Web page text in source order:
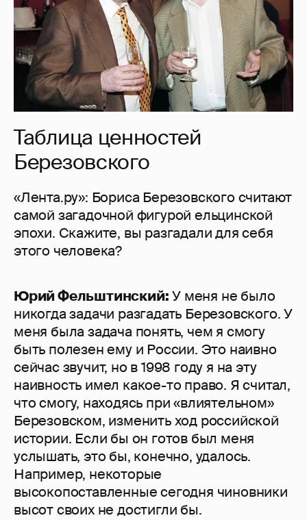
Таблица ценностей
Березовского
«Лента.ру»: Бориса Березовского считают
самой загадочной фигурой ельцинской
эпохи. Скажите, вы разгадали для себя
этого человека?
Юрий Фельштинский:У меня не было
никогда задачи разгадать Березовского. У
меня была задача понять, чем я смогу
быть полезен ему и России. Это наивно
сейчас звучит, но в 1998 году я на эту
наивность имел какое-то право. Я считал,
что смогу, находясь при «влиятельном»
Березовском, изменить ход российской
истории. Если бы он готов был меня
услышать, это бы, конечно, удалось.
Например, некоторые
высокопоставленные сегодня чиновники
высот своих не достигли бы.